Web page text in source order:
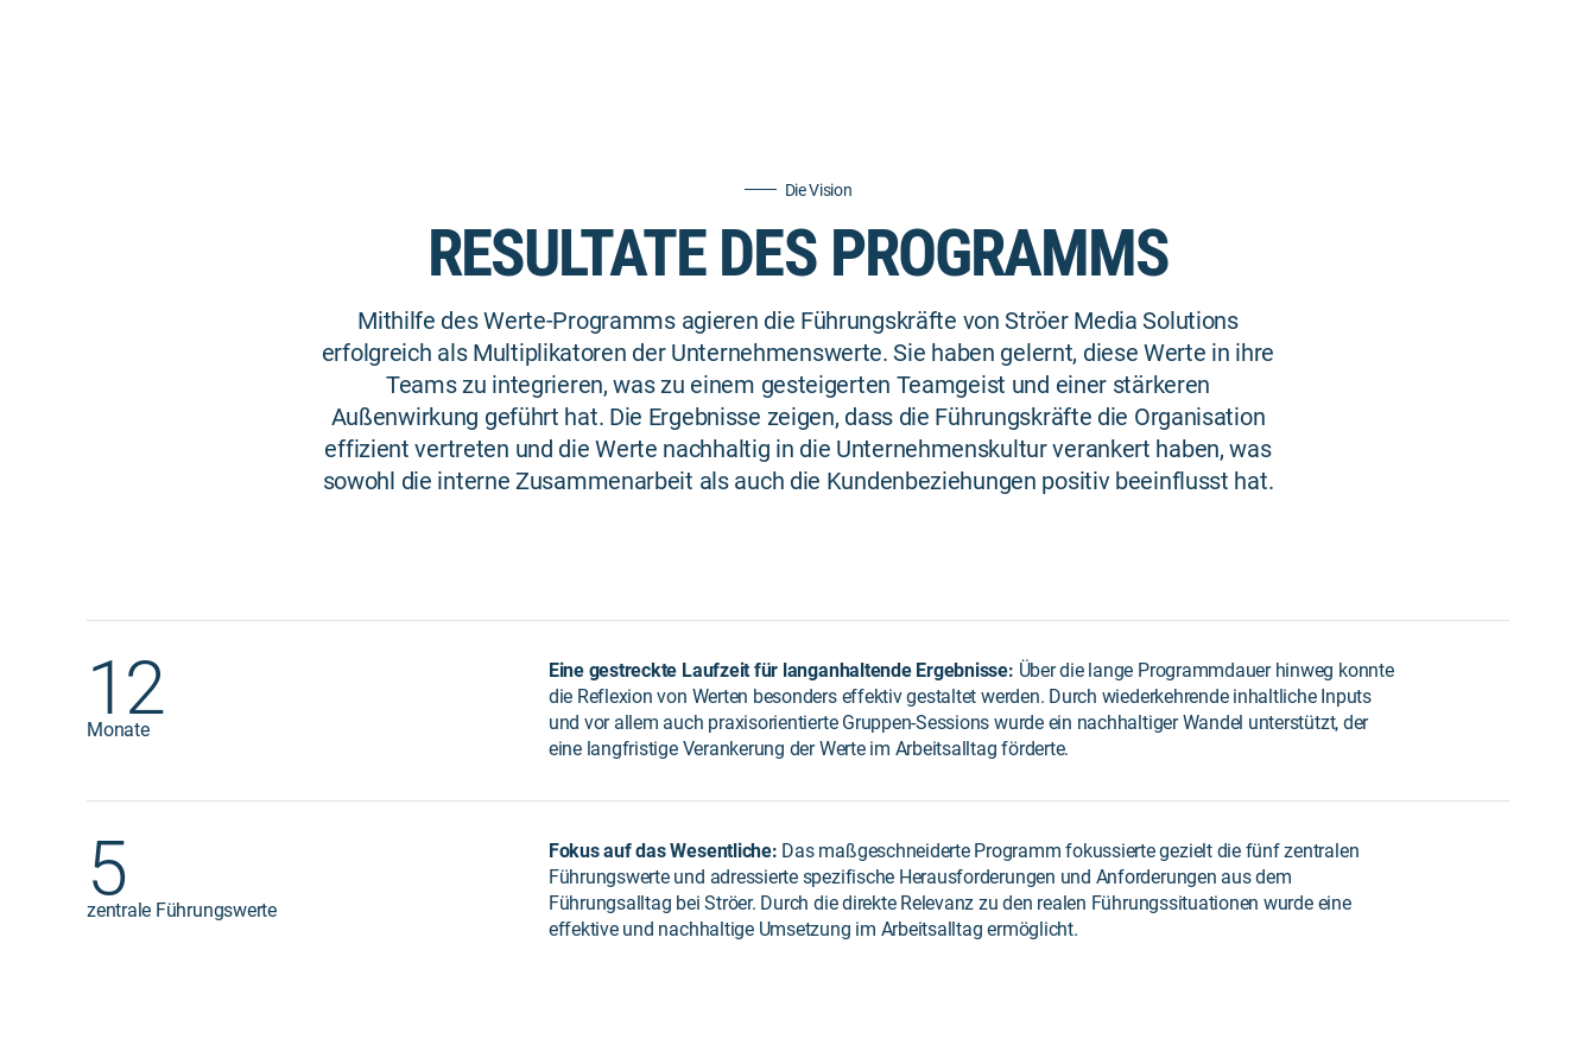
Die Vision
RESULTATE DES PROGRAMMS
Mithilfe des Werte-Programms agieren die Führungskräfte von Ströer Media Solutions
erfolgreich als Multiplikatoren der Unternehmenswerte. Sie haben gelernt, diese Werte in ihre
Teams zu integrieren, was zu einem gesteigerten Teamgeist und einer stärkeren
Außenwirkung geführt hat. Die Ergebnisse zeigen, dass die Führungskräfte die Organisation
effizient vertreten und die Werte nachhaltig in die Unternehmenskultur verankert haben, was
sowohl die interne Zusammenarbeit als auch die Kundenbeziehungen positiv beeinflusst hat.
12
Monate
Eine gestreckte Laufzeit für langanhaltende Ergebnisse: Über die lange Programmdauer hinweg konnte
die Reflexion von Werten besonders effektiv gestaltet werden. Durch wiederkehrende inhaltliche Inputs
und vor allem auch praxisorientierte Gruppen-Sessions wurde ein nachhaltiger Wandel unterstützt, der
eine langfristige Verankerung der Werte im Arbeitsalltag förderte.
5
zentrale Führungswerte
Fokus auf das Wesentliche: Das maßgeschneiderte Programm fokussierte gezielt die fünf zentralen
Führungswerte und adressierte spezifische Herausforderungen und Anforderungen aus dem
Führungsalltag bei Ströer. Durch die direkte Relevanz zu den realen Führungssituationen wurde eine
effektive und nachhaltige Umsetzung im Arbeitsalltag ermöglicht.